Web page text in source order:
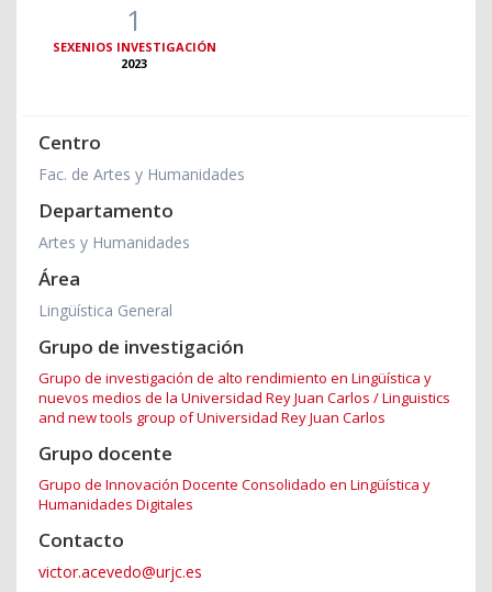
1
SEXENIOS INVESTIGACIÓN
2023
Centro
Fac. de Artes y Humanidades
Departamento
Artes y Humanidades
Área
Lingüística General
Grupo de investigación
Grupo de investigación de alto rendimiento en Lingüística y
nuevos medios de la Universidad Rey Juan Carlos / Linguistics
and new tools group of Universidad Rey Juan Carlos
Grupo docente
Grupo de Innovación Docente Consolidado en Lingüística y
Humanidades Digitales
Contacto
victor.acevedo@urjc.es